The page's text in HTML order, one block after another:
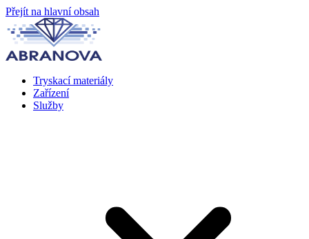
Přejít na hlavní obsah
Tryskací materiály
Zařízení
Služby